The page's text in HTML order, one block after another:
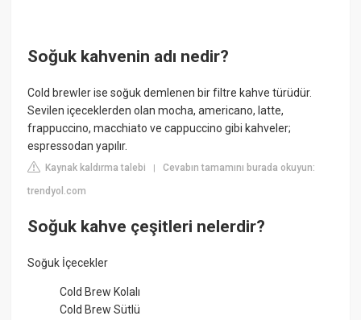
Soğuk kahvenin adı nedir?
Cold brewler ise soğuk demlenen bir filtre kahve türüdür.
Sevilen içeceklerden olan mocha, americano, latte,
frappuccino, macchiato ve cappuccino gibi kahveler;
espressodan yapılır.
Kaynak kaldırma talebi |Cevabın tamamını burada okuyun:
trendyol.com
Soğuk kahve çeşitleri nelerdir?
Soğuk İçecekler
Cold Brew Kolalı
Cold Brew Sütlü